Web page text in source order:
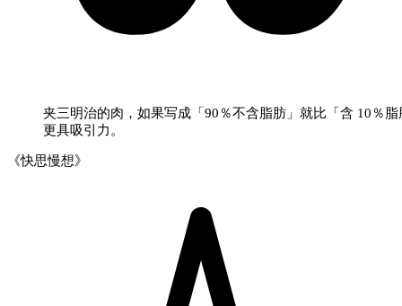
夹三明治的肉，如果写成「90％不含脂肪」就比「含 10％脂
更具吸引力。
《快思慢想》